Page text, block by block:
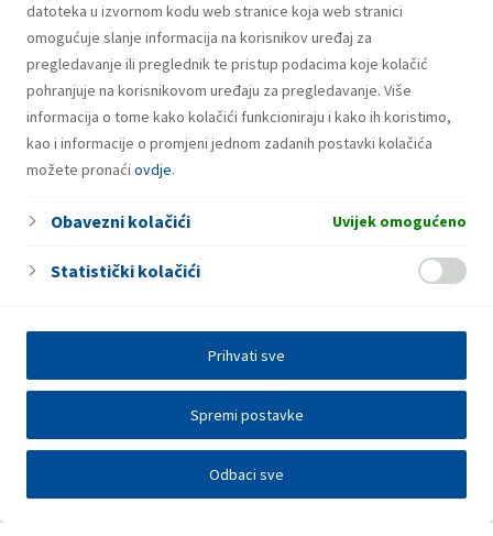
datoteka u izvornom kodu web stranice koja web stranici
omogućuje slanje informacija na korisnikov uređaj za
pregledavanje ili preglednik te pristup podacima koje kolačić
pohranjuje na korisnikovom uređaju za pregledavanje. Više
informacija o tome kako kolačići funkcioniraju i kako ih koristimo,
kao i informacije o promjeni jednom zadanih postavki kolačića
možete pronaći ovdje.
Obavezni kolačići Uvijek omogućeno
Statistički kolačići
Odbaci sve
Spremi postavke
Prihvati sve